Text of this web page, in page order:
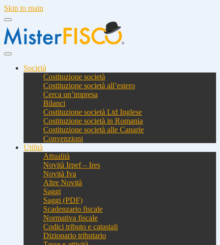
Skip to main
Società
Costituzione società
Costituzione società all’estero
Cerca un’impresa
Bilanci
Costituzione società Ltd Inglese
Costituzione società in Romania
Costituzione società alle Canarie
Convenzioni
Utilità
Attualità
Novità Irpef – Ires
Novità Iva
Altre Novità
Saggi
Saggi (PDF)
Scadenzario fiscale
Normativa fiscale
Codici tributo e catastali
Dizionario tributario